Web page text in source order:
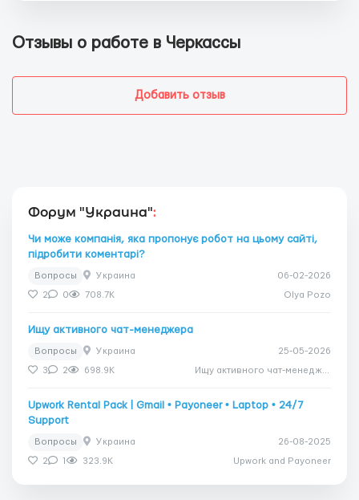
Отзывы о работе в Черкассы
Добавить отзыв
Форум "Украина":
Чи може компанія, яка пропонує робот на цьому сайті,
підробити коментарі?
Вопросы Украина 06-02-2026
2 0 708.7K Olya Pozo
Ищу активного чат-менеджера
Вопросы Украина 25-05-2026
3 2 698.9K
Upwork Rental Pack | Gmail • Payoneer • Laptop • 24/7
Support
Вопросы Украина 26-08-2025
2 1 323.9K Upwork and Payoneer